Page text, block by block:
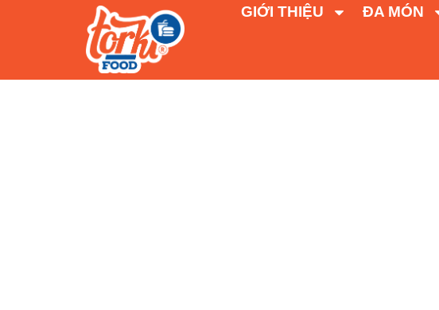
GIỚI THIỆU ĐA MÓN